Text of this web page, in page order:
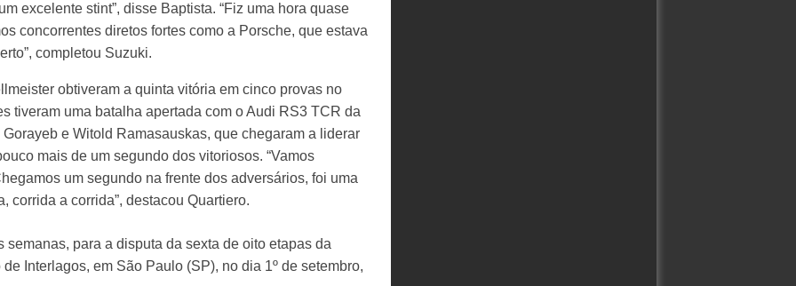
excelente stint”, disse Baptista. “Fiz uma hora quase
concorrentes diretos fortes como a Porsche, que estava
completou Suzuki.
obtiveram a quinta vitória em cinco provas no
tiveram uma batalha apertada com o Audi RS3 TCR da
e Witold Ramasauskas, que chegaram a liderar
mais de um segundo dos vitoriosos. “Vamos
um segundo na frente dos adversários, foi uma
corrida a corrida”, destacou Quartiero.
para a disputa da sexta de oito etapas da
Interlagos, em São Paulo (SP), no dia 1º de setembro,